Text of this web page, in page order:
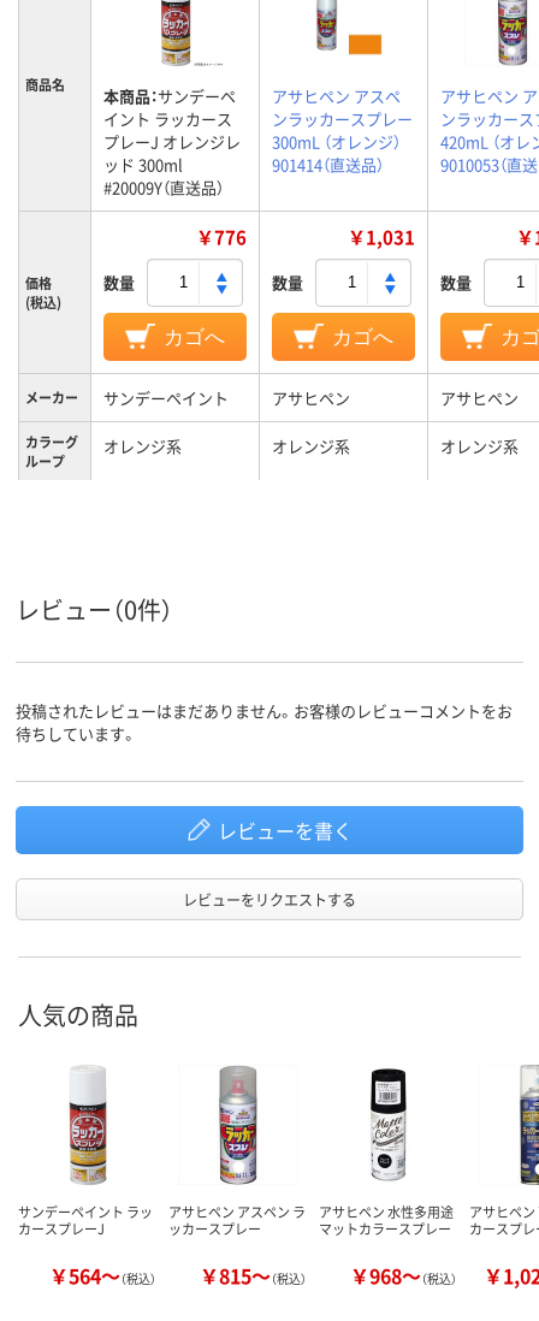
商品名 本商品：サンデーペ
イント ラッカース
プレーJ オレンジレ
ッド 300ml
#20009Y（直送品）
アサヒペン アスペ
ンラッカースプレー
300mL （オレンジ）
901414（直送品）
アサヒペン
ンラッカー
420mL （オレ
9010053（直送
価格
(税込)
￥776
数量
カゴへ
￥1,031
数量
カゴへ
数量
カ
メーカー サンデーペイント アサヒペン アサヒペン
カラーグ
ループ
オレンジ系 オレンジ系 オレンジ系
用途
ター、フェンス、自転
車、農機具、家電品、
など ・屋内外木部／
具など ・ホビー、工
作品／木工品、模型、
ど、鉄部、木部、自転
車、・鉄部／門扉、シ
ャッター、フェンス、
自転車、農機具、家電
品、スチール家具、物
置など ・屋内外木部
／木製造作物、家具、
工作品／木工品、模
など、鉄部、木部、自
転車、・鉄部／門扉、
ス、自転車、農機具、
家電品、スチール家
具、物置など ・屋内
外木部／木製造作
物、家具、建具など ・
工品、模型、おもち
ゃ、手芸品など、鉄
レビュー（0件）
投稿されたレビューはまだありません。お客様のレビューコメントをお
待ちしています。
レビューを書く
レビューをリクエストする
人気の商品
サンデーペイント ラッ
カースプレーJ
￥564～（税込）
アサヒペン アスペン ラ
ッカースプレー
￥815～（税込）
アサヒペン 水性多用途
マットカラースプレー
￥968～（税込）
アサヒペ
カースプ
￥